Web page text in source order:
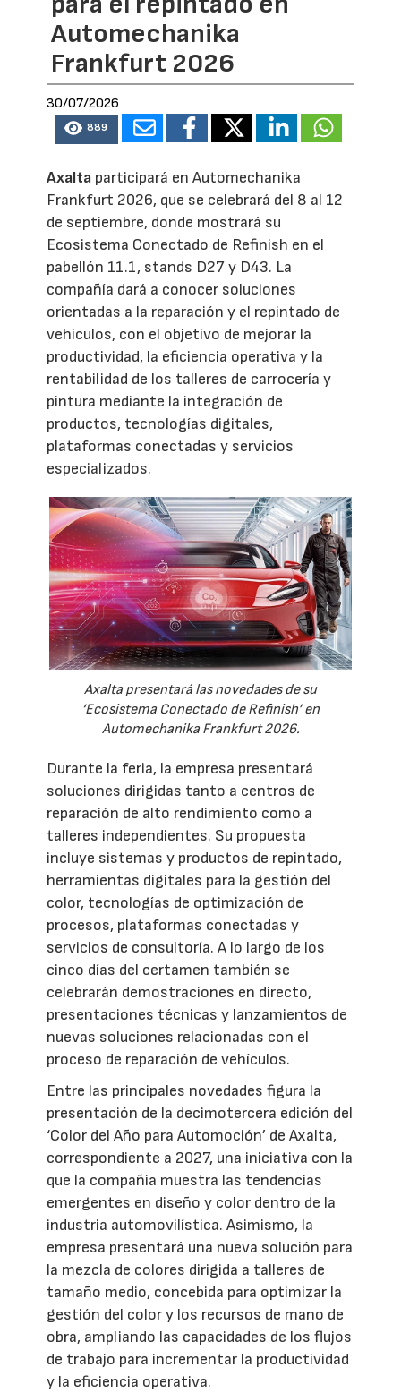
Automechanika
Frankfurt 2026
30/07/2026
889
Axalta participará en Automechanika
Frankfurt 2026, que se celebrará del 8 al 12
de septiembre, donde mostrará su
Ecosistema Conectado de Refinish en el
pabellón 11.1, stands D27 y D43. La
compañía dará a conocer soluciones
orientadas a la reparación y el repintado de
vehículos, con el objetivo de mejorar la
productividad, la eficiencia operativa y la
rentabilidad de los talleres de carrocería y
pintura mediante la integración de
productos, tecnologías digitales,
plataformas conectadas y servicios
especializados.
Axalta presentará las novedades de su
‘Ecosistema Conectado de Refinish’ en
Automechanika Frankfurt 2026.
Durante la feria, la empresa presentará
soluciones dirigidas tanto a centros de
reparación de alto rendimiento como a
talleres independientes. Su propuesta
incluye sistemas y productos de repintado,
herramientas digitales para la gestión del
color, tecnologías de optimización de
procesos, plataformas conectadas y
servicios de consultoría. A lo largo de los
cinco días del certamen también se
celebrarán demostraciones en directo,
presentaciones técnicas y lanzamientos de
nuevas soluciones relacionadas con el
proceso de reparación de vehículos.
Entre las principales novedades figura la
presentación de la decimotercera edición del
‘Color del Año para Automoción’ de Axalta,
correspondiente a 2027, una iniciativa con la
que la compañía muestra las tendencias
emergentes en diseño y color dentro de la
industria automovilística. Asimismo, la
empresa presentará una nueva solución para
la mezcla de colores dirigida a talleres de
tamaño medio, concebida para optimizar la
gestión del color y los recursos de mano de
obra, ampliando las capacidades de los flujos
de trabajo para incrementar la productividad
y la eficiencia operativa.